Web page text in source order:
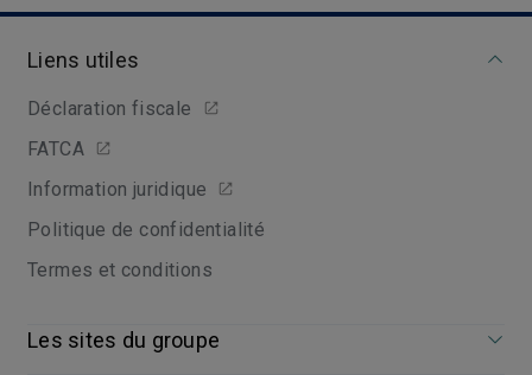
Liens utiles
Déclaration fiscale
FATCA
Information juridique
Politique de confidentialité
Termes et conditions
Les sites du groupe